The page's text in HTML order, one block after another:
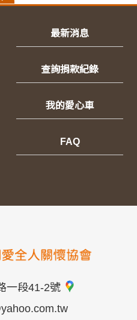
最新消息
查詢捐款紀錄
我的愛心車
FAQ
一段41-2號